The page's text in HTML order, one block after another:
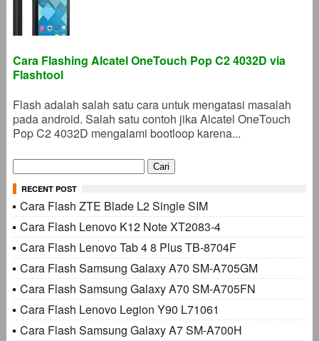
Cara Flashing Alcatel OneTouch Pop C2 4032D via
Flashtool
Flash adalah salah satu cara untuk mengatasi masalah
pada android. Salah satu contoh jika Alcatel OneTouch
Pop C2 4032D mengalami bootloop karena...
Cari
untuk:
RECENT POST
Cara Flash ZTE Blade L2 Single SIM
Cara Flash Lenovo K12 Note XT2083-4
Cara Flash Lenovo Tab 4 8 Plus TB-8704F
Cara Flash Samsung Galaxy A70 SM-A705GM
Cara Flash Samsung Galaxy A70 SM-A705FN
Cara Flash Lenovo Legion Y90 L71061
Cara Flash Samsung Galaxy A7 SM-A700H